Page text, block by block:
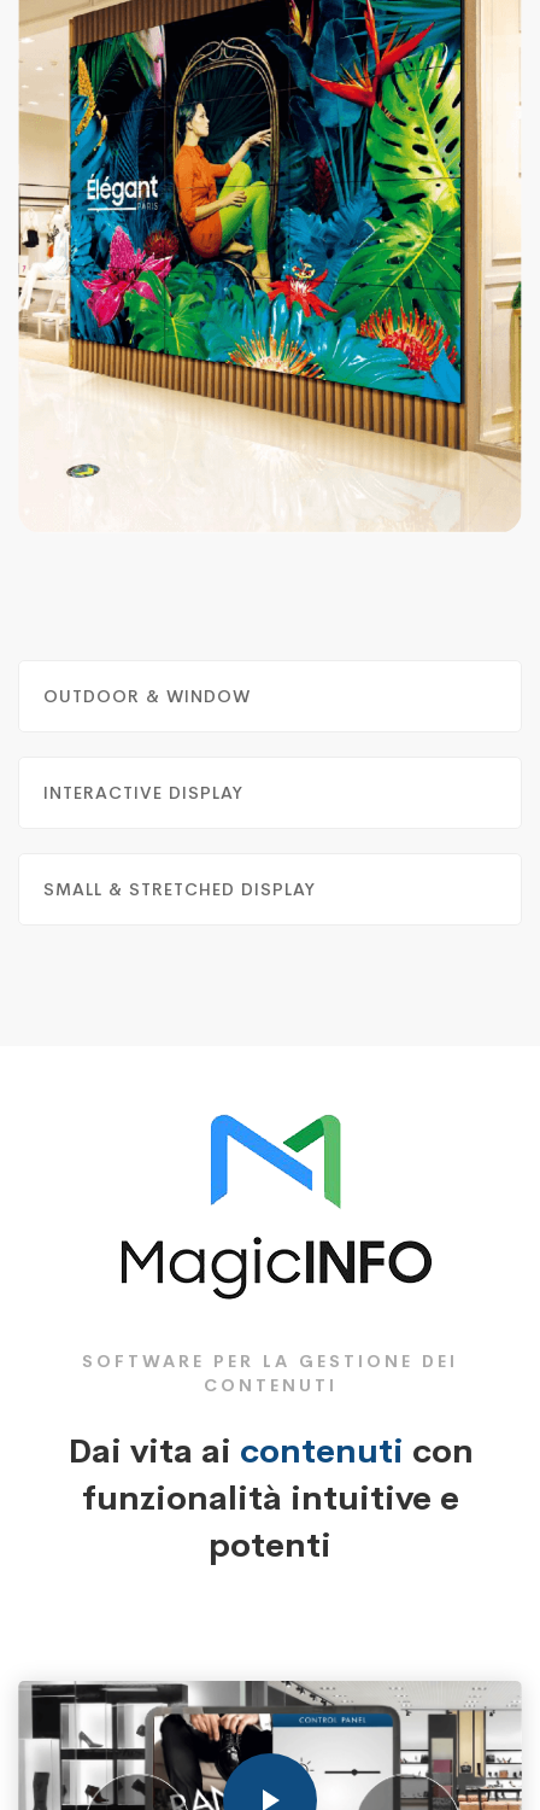
OUTDOOR & WINDOW
INTERACTIVE DISPLAY
SMALL & STRETCHED DISPLAY
SOFTWARE PER LA GESTIONE DEI
CONTENUTI
Dai vita ai contenuti con
funzionalità intuitive e
potenti